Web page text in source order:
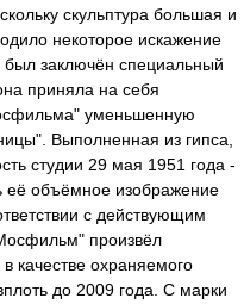
скульптура большая и
некоторое искажение
заключён специальный
приняла на себя
уменьшенную
Выполненная из гипса,
студии 29 мая 1951 года -
её объёмное изображение
с действующим
произвёл
качестве охраняемого
до 2009 года. С марки